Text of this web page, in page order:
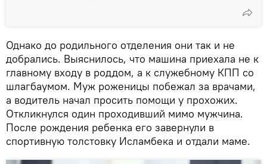
Однако до родильного отделения они так и не
добрались. Выяснилось, что машина приехала не к
главному входу в роддом, а к служебному КПП со
шлагбаумом. Муж роженицы побежал за врачами,
а водитель начал просить помощи у прохожих.
Откликнулся один проходивший мимо мужчина.
После рождения ребенка его завернули в
спортивную толстовку Исламбека и отдали маме.